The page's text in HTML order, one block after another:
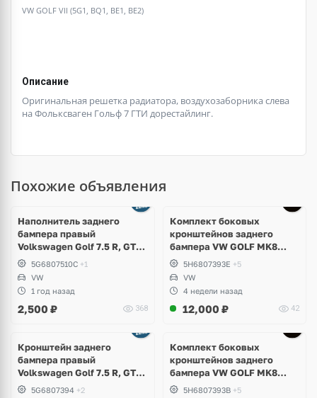
VW GOLF VII (5G1, BQ1, BE1, BE2)
Описание
Оригинальная решетка радиатора, воздухозаборника слева
на Фольксваген Гольф 7 ГТИ дорестайлинг.
Похожие объявления
Наполнитель заднего
бампера правый
Volkswagen Golf 7.5 R, GTI,
GTD5G6807510C +1
VW
1 год назад
2,500 ₽ 368
Комплект боковых
кронштейнов заднего
бампера VW GOLF MK8
5H6807394E; 5H6807393E
5H6807393E +5
VW
4 недели назад
12,000 ₽ 42
Кронштейн заднего
бампера правый
Volkswagen Golf 7.5 R, GTI,
GTD, e-Golf
5G6807394 +2
Комплект боковых
кронштейнов заднего
бампера VW GOLF MK8
5H6807393B; 5H6807394B
5H6807393B +5